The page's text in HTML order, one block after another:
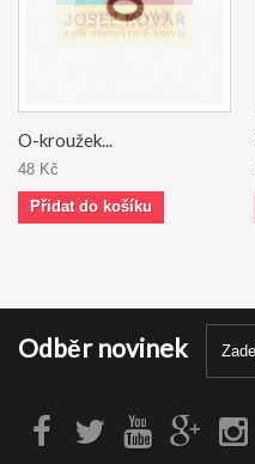
O-kroužek...
48 Kč
Přidat do košíku
Odběr novinek